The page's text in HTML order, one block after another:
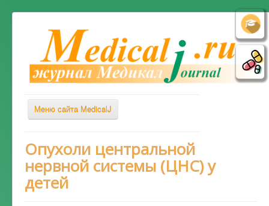
Меню сайта MedicalJ
Весь Медикал
Симптомы
Заболевания
Опухоли центральной
нервной системы (ЦНС) у
детей